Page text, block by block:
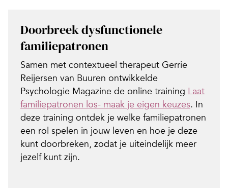
Doorbreek dysfunctionele
familiepatronen
Samen met contextueel therapeut Gerrie
Reijersen van Buuren ontwikkelde
Psychologie Magazine de online training Laat
familiepatronen los- maak je eigen keuzes. In
deze training ontdek je welke familiepatronen
een rol spelen in jouw leven en hoe je deze
kunt doorbreken, zodat je uiteindelijk meer
jezelf kunt zijn.